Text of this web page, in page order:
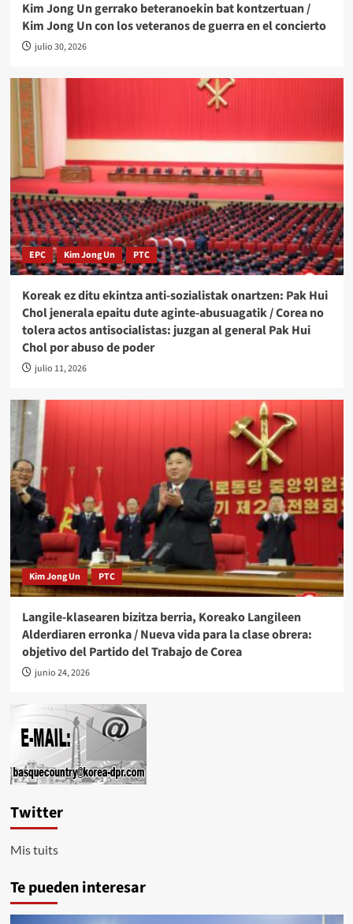
Kim Jong Un gerrako beteranoekin bat kontzertuan /
Kim Jong Un con los veteranos de guerra en el concierto
julio 30, 2026
EPC Kim Jong Un PTC
Koreak ez ditu ekintza anti-sozialistak onartzen: Pak Hui
Chol jenerala epaitu dute aginte-abusuagatik / Corea no
tolera actos antisocialistas: juzgan al general Pak Hui
Chol por abuso de poder
julio 11, 2026
Kim Jong Un PTC
Langile-klasearen bizitza berria, Koreako Langileen
Alderdiaren erronka / Nueva vida para la clase obrera:
objetivo del Partido del Trabajo de Corea
junio 24, 2026
Twitter
Mis tuits
Te pueden interesar